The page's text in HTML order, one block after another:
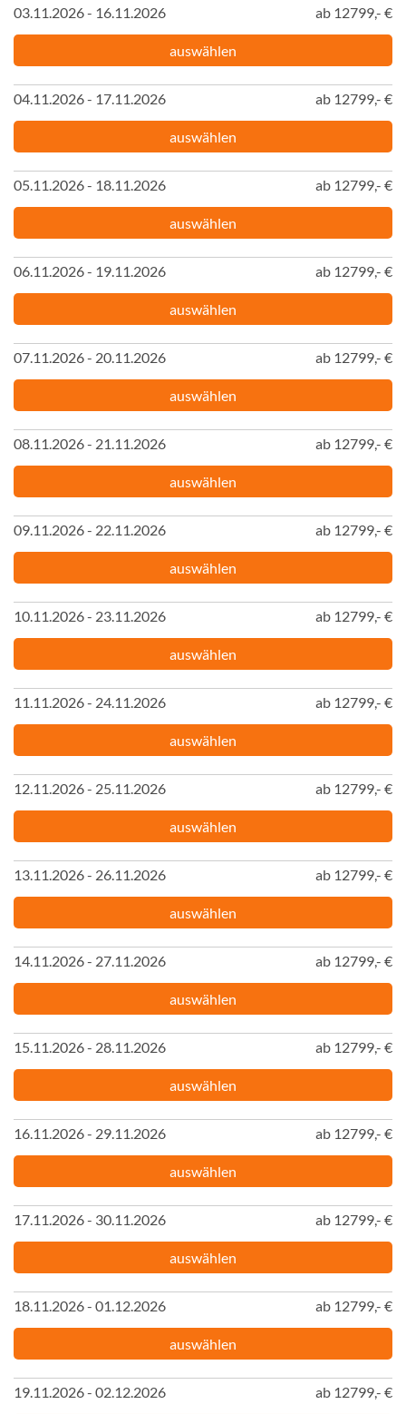
03.11.2026 - 16.11.2026 ab 12799,- €
auswählen
04.11.2026 - 17.11.2026 ab 12799,- €
auswählen
05.11.2026 - 18.11.2026 ab 12799,- €
auswählen
06.11.2026 - 19.11.2026 ab 12799,- €
auswählen
07.11.2026 - 20.11.2026 ab 12799,- €
auswählen
08.11.2026 - 21.11.2026 ab 12799,- €
auswählen
09.11.2026 - 22.11.2026 ab 12799,- €
auswählen
10.11.2026 - 23.11.2026 ab 12799,- €
auswählen
11.11.2026 - 24.11.2026 ab 12799,- €
auswählen
12.11.2026 - 25.11.2026 ab 12799,- €
auswählen
13.11.2026 - 26.11.2026 ab 12799,- €
auswählen
14.11.2026 - 27.11.2026 ab 12799,- €
auswählen
15.11.2026 - 28.11.2026 ab 12799,- €
auswählen
16.11.2026 - 29.11.2026 ab 12799,- €
auswählen
17.11.2026 - 30.11.2026 ab 12799,- €
auswählen
18.11.2026 - 01.12.2026 ab 12799,- €
auswählen
19.11.2026 - 02.12.2026 ab 12799,- €